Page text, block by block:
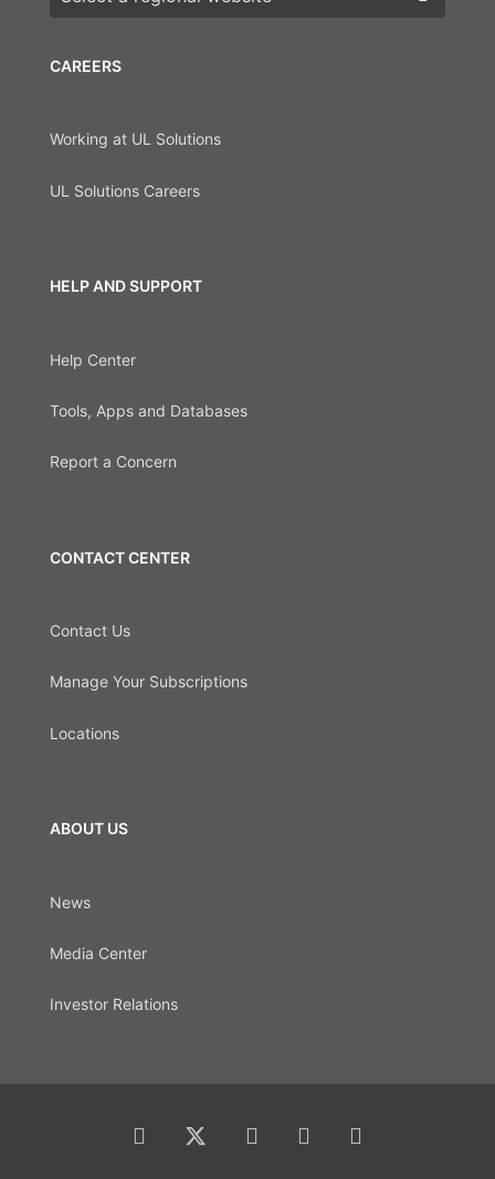
CAREERS
Working at UL Solutions
UL Solutions Careers
HELP AND SUPPORT
Help Center
Tools, Apps and Databases
Report a Concern
CONTACT CENTER
Contact Us
Manage Your Subscriptions
Locations
ABOUT US
News
Media Center
Investor Relations